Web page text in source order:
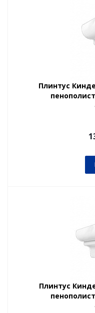
Плинтус
Плинтус